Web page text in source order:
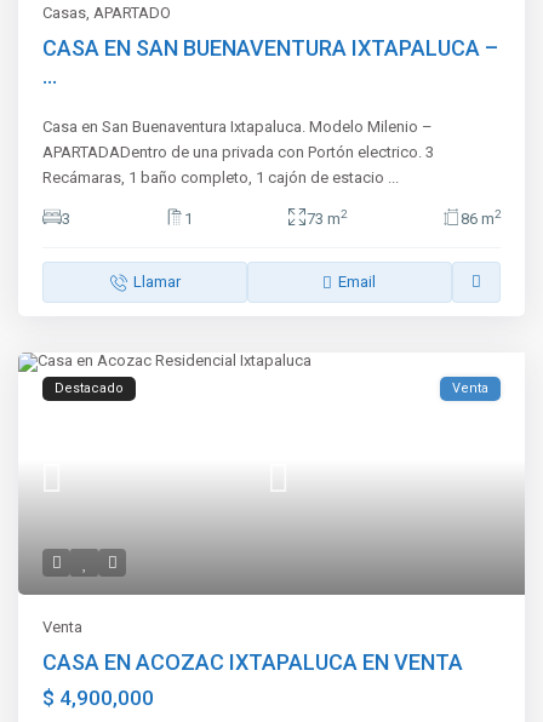
Casas,APARTADO
CASA EN SAN BUENAVENTURA IXTAPALUCA –
...
Casa en San Buenaventura Ixtapaluca. Modelo Milenio –
APARTADADentro de una privada con Portón electrico. 3
Recámaras, 1 baño completo, 1 cajón de estacio ...
3 1 73 m2 86 m2
Llamar Email
Destacado Venta
Venta
CASA EN ACOZAC IXTAPALUCA EN VENTA
$ 4,900,000